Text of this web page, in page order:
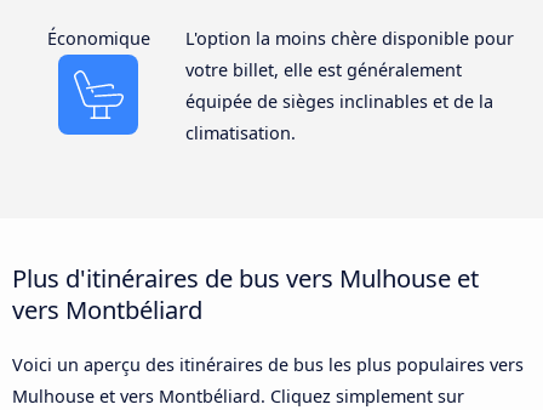
Économique
L'option la moins chère disponible pour
votre billet, elle est généralement
équipée de sièges inclinables et de la
climatisation.
Plus d'itinéraires de bus vers Mulhouse et
vers Montbéliard
Voici un aperçu des itinéraires de bus les plus populaires vers
Mulhouse et vers Montbéliard. Cliquez simplement sur